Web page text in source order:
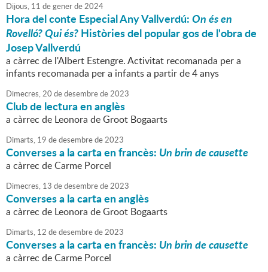
Dijous, 11 degenerde2024
Hora del conte Especial Any Vallverdú:On és en
Rovelló? Qui és?Històries del popular gos de l'obra de
Josep Vallverdú
a càrrec de l'Albert Estengre. Activitat recomanada per a
infants recomanada per a infants a partir de 4 anys
Dimecres,20 dedesembrede2023
Club de lectura en anglès
a càrrec de Leonora de Groot Bogaarts
Dimarts, 19 dedesembrede2023
Converses a la carta en francès: Un brin de causette
a càrrec de Carme Porcel
Dimecres, 13 dedesembrede2023
Converses a la carta en anglès
a càrrec de Leonora de Groot Bogaarts
Dimarts, 12 dedesembrede2023
Converses a la carta en francès: Un brin de causette
a càrrec de Carme Porcel